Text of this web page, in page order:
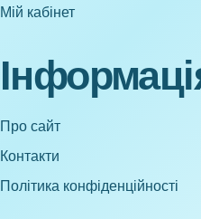
Мій кабінет
Про сайт
Контакти
Політика конфіденційності